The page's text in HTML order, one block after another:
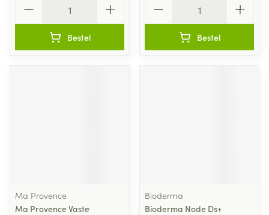
Bestel Bestel
Ma Provence
Ma Provence Vaste
Bioderma
Bioderma Node Ds+